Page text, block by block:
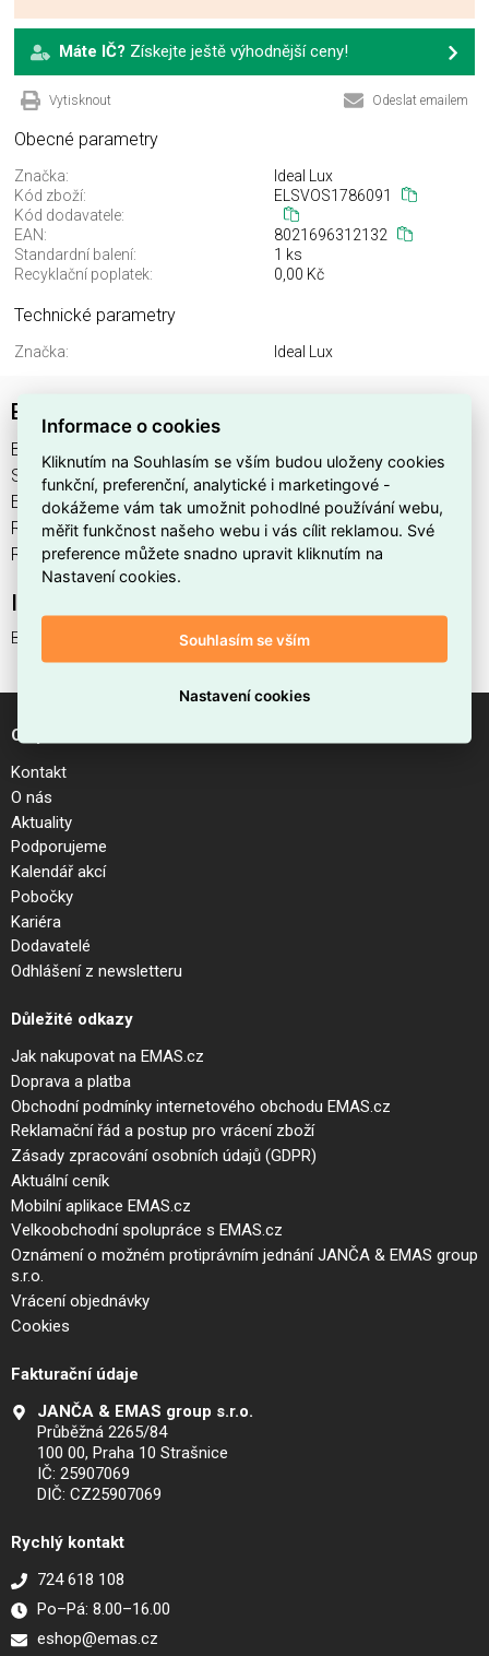
Máte IČ? Získejte ještě výhodnější ceny!
Vytisknout Odeslat emailem
Obecné parametry
Značka:
Ideal Lux
Kód zboží:
ELSVOS1786091
Kód dodavatele:
EAN:
8021696312132
Standardní balení:
1 ks
Recyklační poplatek:
0,00 Kč
Technické parametry
Značka: Ideal Lux
BASIC FI IP65 28W ROUND
BASIC FI IP65 28W ROUND najdete v kategoriích Svítidla,
Svítidla, světelné zdroje a LED osvětlení, výrobce Ideal Lux,
EAN 8021696312132, kód dodavatele . BASIC FI IP65 28W
ROUND nabízíme od 1 ks. Kód EMAS BASIC FI IP65 28W
ROUND je ELSVOS1786091.
Interní název produktu
BASIC FI IP65 28W ROUND
O společnosti
Kontakt
O nás
Aktuality
Podporujeme
Kalendář akcí
Pobočky
Kariéra
Dodavatelé
Odhlášení z newsletteru
Důležité odkazy
Jak nakupovat na EMAS.cz
Doprava a platba
Obchodní podmínky internetového obchodu EMAS.cz
Reklamační řád a postup pro vrácení zboží
Zásady zpracování osobních údajů (GDPR)
Aktuální ceník
Mobilní aplikace EMAS.cz
Velkoobchodní spolupráce s EMAS.cz
Oznámení o možném protiprávním jednání JANČA & EMAS group
s.r.o.
Vrácení objednávky
Cookies
Fakturační údaje
JANČA & EMAS group s.r.o.
Průběžná 2265/84
100 00, Praha 10 Strašnice
IČ: 25907069
DIČ: CZ25907069
Rychlý kontakt
724 618 108
Po–Pá: 8.00–16.00
eshop@emas.cz
Informace o cookies
Kliknutím na Souhlasím se vším budou uloženy cookies
funkční, preferenční, analytické i marketingové -
dokážeme vám tak umožnit pohodlné používání webu,
měřit funkčnost našeho webu i vás cílit reklamou. Své
preference můžete snadno upravit kliknutím na
Nastavení cookies.
Souhlasím se vším
Nastavení cookies